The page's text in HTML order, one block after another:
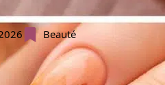
Beauté